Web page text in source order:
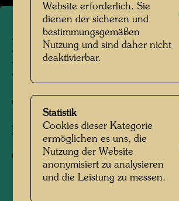
Hundertwasser auf
Baustelle
Wien, 1985
Fotograf:Gerhard Krömer
Copyright:Hundertwasser Archiv
Website erforderlich. Sie
dienen der sicheren und
bestimmungsgemäßen
Nutzung und sind daher nicht
deaktivierbar.
Statistik
Cookies dieser Kategorie
ermöglichen es uns, die
Nutzung der Website
anonymisiert zu analysieren
und die Leistung zu messen.